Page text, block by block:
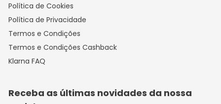
Política de Cookies
Política de Privacidade
Termos e Condições
Termos e Condições Cashback
Klarna FAQ
Receba as últimas novidades da nossa